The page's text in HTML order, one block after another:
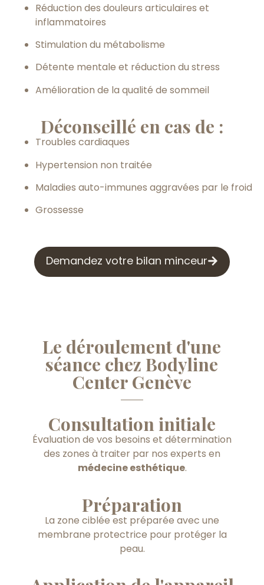
Réduction des douleurs articulaires et
inflammatoires
Stimulation du métabolisme
Détente mentale et réduction du stress
Amélioration de la qualité de sommeil
Déconseillé en cas de :
Troubles cardiaques
Hypertension non traitée
Maladies auto-immunes aggravées par le froid
Grossesse
Demandez votre bilan minceur
Le déroulement d'une
séance chez Bodyline
Center Genève
Consultation initiale
Évaluation de vos besoins et détermination
des zones à traiter par nos experts en
médecine esthétique.
Préparation
La zone ciblée est préparée avec une
membrane protectrice pour protéger la
peau.